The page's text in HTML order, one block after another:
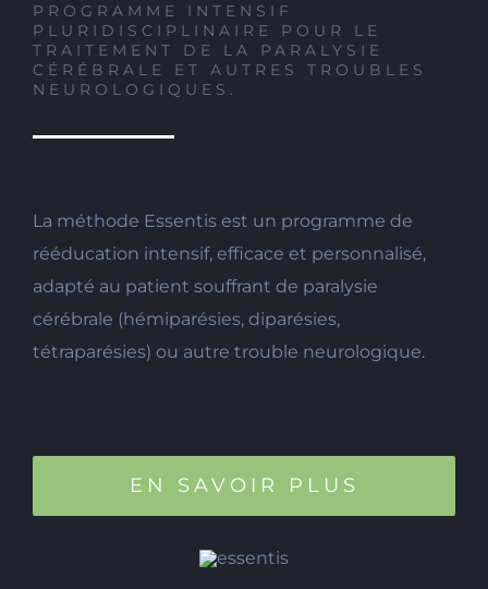
PROGRAMME INTENSIF
PLURIDISCIPLINAIRE POUR LE
TRAITEMENT DE LA PARALYSIE
CÉRÉBRALE ET AUTRES TROUBLES
NEUROLOGIQUES.
La méthode Essentis est un programme de
rééducation intensif, efficace et personnalisé,
adapté au patient souffrant de paralysie
cérébrale (hémiparésies, diparésies,
tétraparésies) ou autre trouble neurologique.
EN SAVOIR PLUS